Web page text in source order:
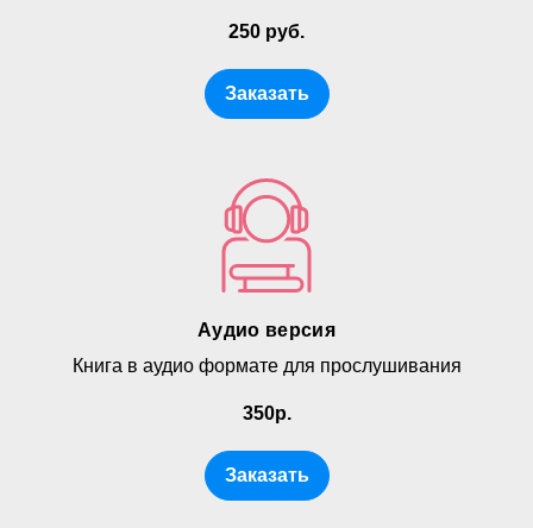
250 руб.
Заказать
Аудио версия
Книга в аудио формате для прослушивания
350р.
Заказать